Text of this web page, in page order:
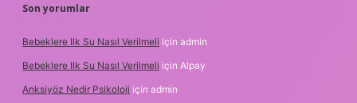
Son yorumlar
Bebeklere Ilk Su Nasıl Verilmeli için admin
Bebeklere Ilk Su Nasıl Verilmeli için Alpay
Anksiyöz Nedir Psikoloji için admin